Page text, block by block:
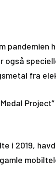
pandemien
også
fra
i 2019,